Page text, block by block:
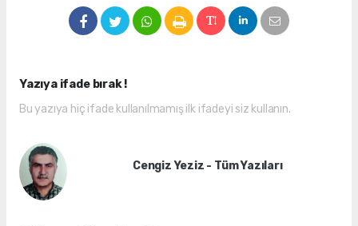
Yazıya ifade bırak !
Bu yazıya hiç ifade kullanılmamış ilk ifadeyi siz kullanın.
Cengiz Yeziz - Tüm Yazıları